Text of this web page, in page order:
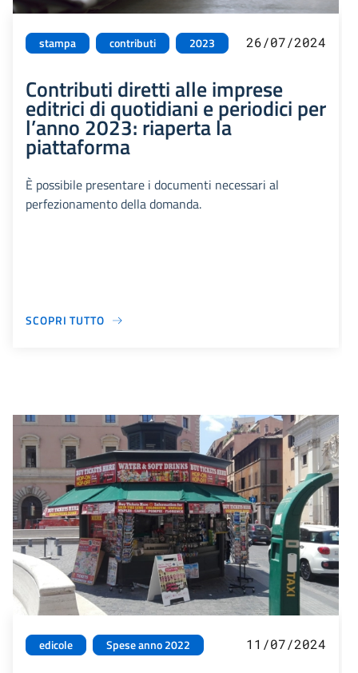
stampa contributi 2023 26/07/2024
Contributi diretti alle imprese
editrici di quotidiani e periodici per
l’anno 2023: riaperta la
piattaforma
È possibile presentare i documenti necessari al
perfezionamento della domanda.
SCOPRI TUTTO
edicole Spese anno 2022 11/07/2024